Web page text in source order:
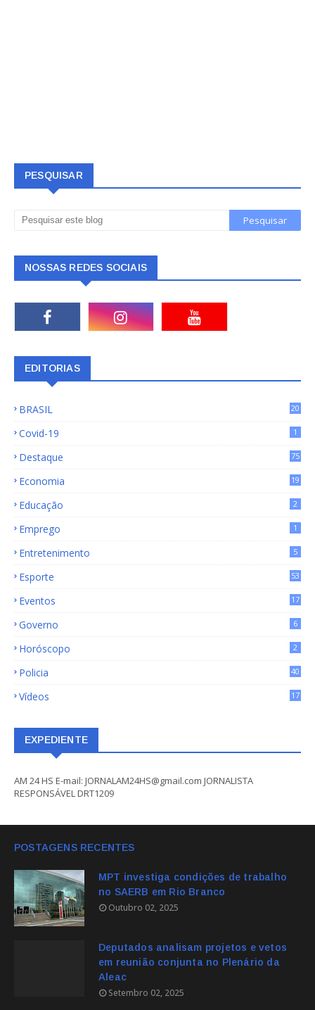
PESQUISAR
NOSSAS REDES SOCIAIS
EDITORIAS
BRASIL
20
Covid-19 1
Destaque
75
Economia
19
Educação 2
Emprego 1
Entretenimento 5
Esporte 53
Eventos 17
Governo 6
Horóscopo 2
Policia 40
Vídeos 17
EXPEDIENTE
AM 24 HS E-mail: JORNALAM24HS@gmail.com JORNALISTA
RESPONSÁVEL DRT1209
POSTAGENS RECENTES
MPT investiga condições de trabalho
no SAERB em Rio Branco
Outubro 02, 2025
Deputados analisam projetos e vetos
em reunião conjunta no Plenário da
Aleac
Setembro 02, 2025